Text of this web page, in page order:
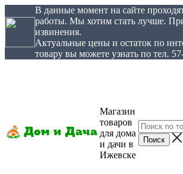
В данные момент на сайте
работы. Мы хотим стать лучше.
извинения.
Актуальные цены и остаток по
товару вы можете узнать по тел.
Магазин
товаров
для дома
и дачи в
Ижевске